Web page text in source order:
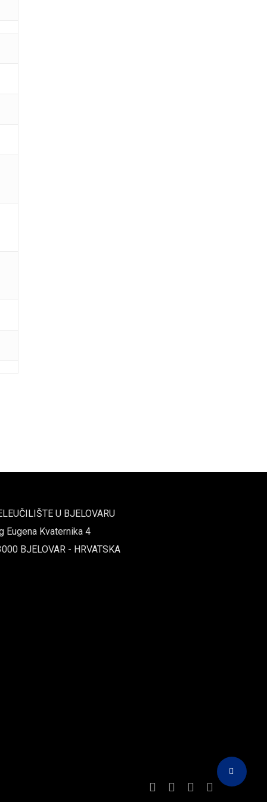
Share
U BJELOVARU
Eugena Kvaternika 4
BJELOVAR - HRVATSKA
FacebookInstagram
Tiktok Youtube